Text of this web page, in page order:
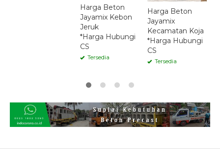
Harga Beton
Jayamix Kebon
Jeruk
*Harga Hubungi
CS
Tersedia
Harga Beton
Jayamix
Kecamatan Koja
*Harga Hubungi
CS
Tersedia